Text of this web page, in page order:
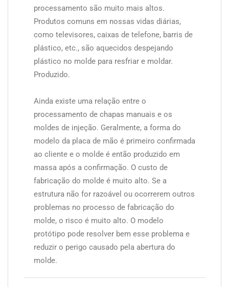
processamento são muito mais altos.
Produtos comuns em nossas vidas diárias,
como televisores, caixas de telefone, barris de
plástico, etc., são aquecidos despejando
plástico no molde para resfriar e moldar.
Produzido.
Ainda existe uma relação entre o
processamento de chapas manuais e os
moldes de injeção. Geralmente, a forma do
modelo da placa de mão é primeiro confirmada
ao cliente e o molde é então produzido em
massa após a confirmação. O custo de
fabricação do molde é muito alto. Se a
estrutura não for razoável ou ocorrerem outros
problemas no processo de fabricação do
molde, o risco é muito alto. O modelo
protótipo pode resolver bem esse problema e
reduzir o perigo causado pela abertura do
molde.